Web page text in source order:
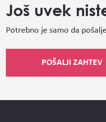
Još uvek
Potrebno je samo da
POŠALJI ZAHTEV